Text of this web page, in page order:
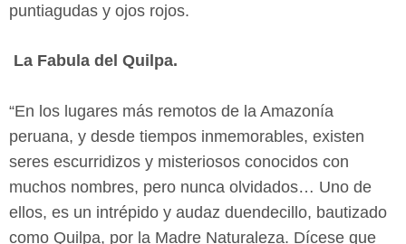
puntiagudas y ojos rojos.
La Fabula del Quilpa.
“En los lugares más remotos de la Amazonía
peruana, y desde tiempos inmemorables, existen
seres escurridizos y misteriosos conocidos con
muchos nombres, pero nunca olvidados… Uno de
ellos, es un intrépido y audaz duendecillo, bautizado
como Quilpa, por la Madre Naturaleza. Dícese que